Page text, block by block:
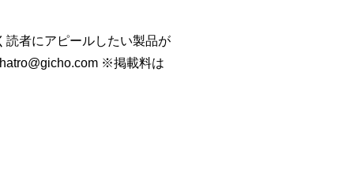
読者にアピールしたい製品が
※掲載料は